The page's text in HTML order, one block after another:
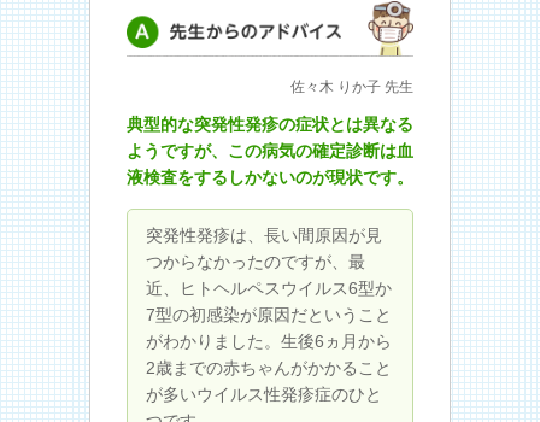
先生からのアドバイス佐々木 りか子 先生
典型的な突発性発疹の症状とは異なる
ようですが、この病気の確定診断は血
液検査をするしかないのが現状です。
突発性発疹は、長い間原因が見
つからなかったのですが、最
近、ヒトヘルペスウイルス6型か
7型の初感染が原因だということ
がわかりました。生後6ヵ月から
2歳までの赤ちゃんがかかること
が多いウイルス性発疹症のひと